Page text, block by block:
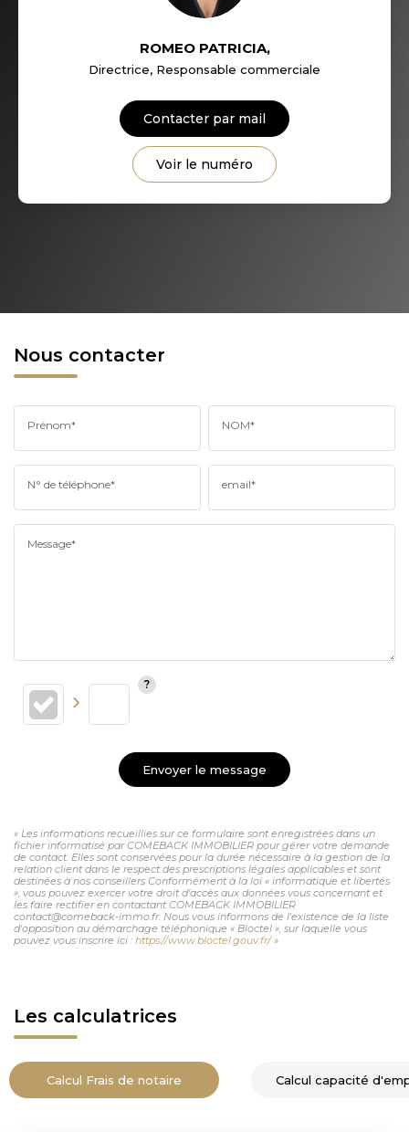
ROMEO PATRICIA,
Directrice, Responsable commerciale
Contacter par mail
Voir le numéro
Nous contacter
Prénom* NOM*
N° de téléphone* email*
Message*
Envoyer le message
« Les informations recueillies sur ce formulaire sont enregistrées dans un
fichier informatisé par COMEBACK IMMOBILIER pour gérer votre demande
de contact. Elles sont conservées pour la durée nécessaire à la gestion de la
relation client dans le respect des prescriptions légales applicables et sont
destinées à nos conseillers Conformément à la loi « informatique et libertés
», vous pouvez exercer votre droit d'accès aux données vous concernant et
les faire rectifier en contactant COMEBACK IMMOBILIER
contact@comeback-immo.fr. Nous vous informons de l'existence de la liste
d'opposition au démarchage téléphonique « Bloctel », sur laquelle vous
pouvez vous inscrire ici : https://www.bloctel.gouv.fr/»
Les calculatrices
Calcul Frais de notaire Calcul capacité